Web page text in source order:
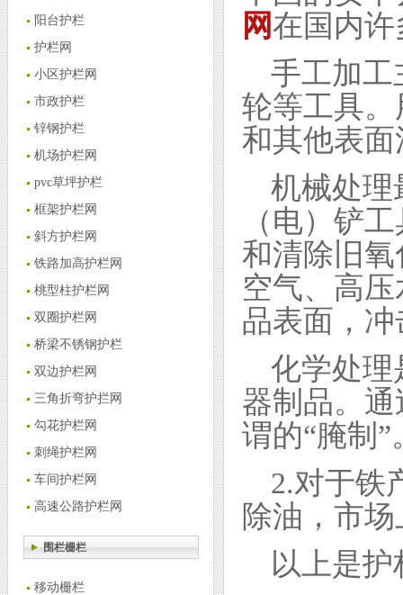
阳台护栏
护栏网
小区护栏网
市政护栏
锌钢护栏
机场护栏网
pvc草坪护栏
框架护栏网
斜方护栏网
铁路加高护栏网
桃型柱护栏网
双圈护栏网
桥梁不锈钢护栏
双边护栏网
三角折弯护拦网
勾花护栏网
刺绳护栏网
车间护栏网
高速公路护栏网
围栏栅栏
移动栅栏
网在国内
手工加工
轮等工具
和其他表
机械处理
（电）铲
和清除旧
空气、高
品表面，
化学处理
器制品。
谓的“腌制”
2.对于铁
除油，市
以上是